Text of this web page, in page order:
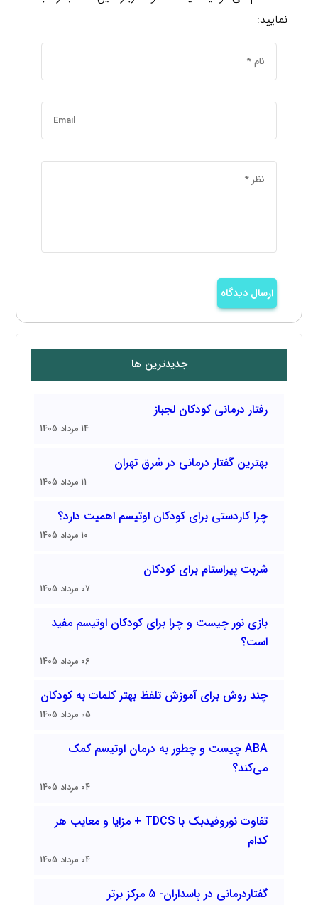
نمایید:
ارسال دیدگاه
جدیدترین ها
رفتار درمانی کودکان لجباز
14 مرداد 1405
بهترین گفتار درمانی در شرق تهران
11 مرداد 1405
چرا کاردستی برای کودکان اوتیسم اهمیت دارد؟
10 مرداد 1405
شربت پیراستام برای کودکان
07 مرداد 1405
بازی نور چیست و چرا برای کودکان اوتیسم مفید
است؟
06 مرداد 1405
چند روش برای آموزش تلفظ بهتر کلمات به کودکان
05 مرداد 1405
ABA چیست و چطور به درمان اوتیسم کمک
می‌کند؟
04 مرداد 1405
تفاوت نوروفیدبک با TDCS + مزایا و معایب هر
کدام
04 مرداد 1405
گفتاردرمانی در پاسداران- 5 مرکز برتر